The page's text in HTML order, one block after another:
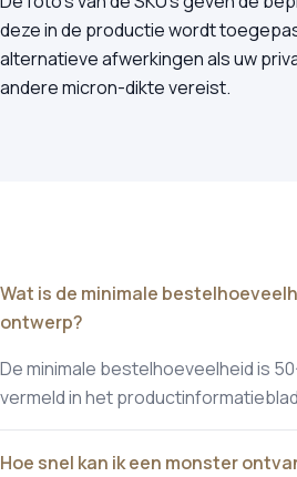
deze in de productie wordt
alternatieve afwerkingen als uw
andere micron-dikte vereist.
Wat is de minimale
ontwerp?
De minimale bestelhoeveelheid is
vermeld in het
Hoe snel kan ik een monster